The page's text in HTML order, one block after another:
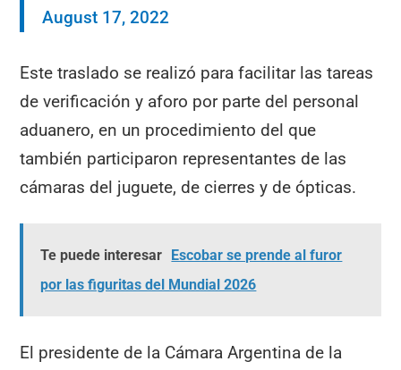
August 17, 2022
Este traslado se realizó para facilitar las tareas
de verificación y aforo por parte del personal
aduanero, en un procedimiento del que
también participaron representantes de las
cámaras del juguete, de cierres y de ópticas.
Te puede interesar
Escobar se prende al furor
por las figuritas del Mundial 2026
El presidente de la Cámara Argentina de la